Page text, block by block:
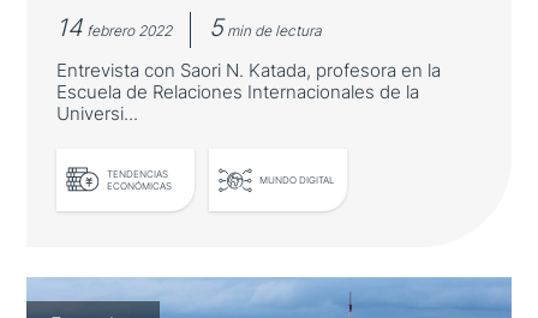
LEER MÁS
14 febrero 2022 5 min de lectura
Entrevista con Saori N. Katada, profesora en la
Escuela de Relaciones Internacionales de la
Universi...
TENDENCIAS
ECONÓMICAS
MUNDO DIGITAL